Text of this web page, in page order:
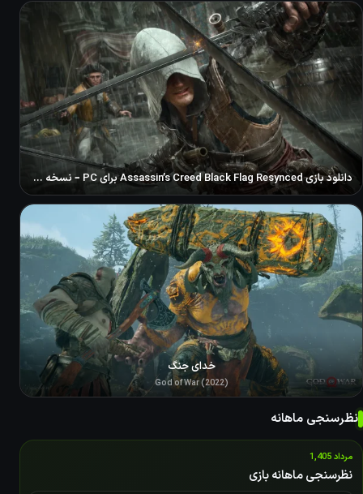
دانلود بازی Assassin’s Creed Black Flag Resynced برای PC – نسخه ElAmigos
خدای جنگ
God of War (2022)
نظرسنجی ماهانه
مرداد 1,405
نظرسنجی ماهانه بازی